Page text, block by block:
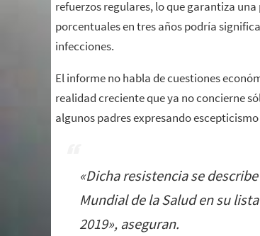
refuerzos regulares, lo que garantiza
porcentuales en tres años podría
infecciones.
El informe no habla de cuestiones
realidad creciente que ya no concierne
algunos padres expresando
«Dicha resistencia se
Mundial de la Salud en su
2019», aseguran.